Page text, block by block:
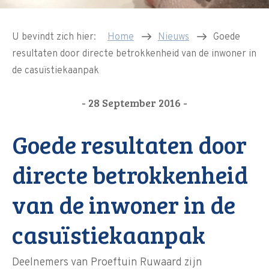
U bevindt zich hier: Home Nieuws
Goede
resultaten door directe betrokkenheid van de inwoner in
de casuïstiekaanpak
- 28 September 2016 -
Goede resultaten door
directe betrokkenheid
van de inwoner in de
casuïstiekaanpak
Deelnemers van Proeftuin Ruwaard zijn